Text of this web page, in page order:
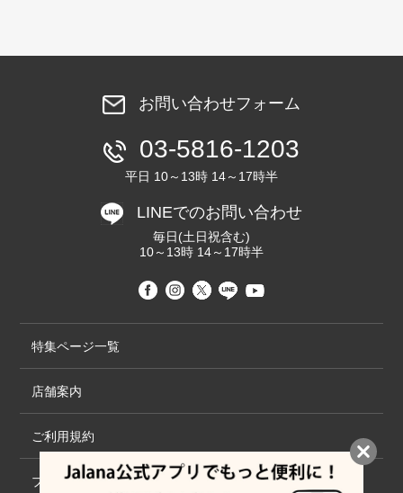
お問い合わせフォーム
03-5816-1203
平日 10～13時 14～17時半
LINEでのお問い合わせ
毎日(土日祝含む)
10～13時 14～17時半
特集ページ一覧
店舗案内
ご利用規約
プライバシーポリシー